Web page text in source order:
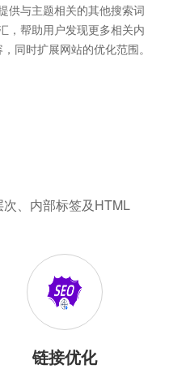
供与主题相关的其他搜索词
，帮助用户发现更多相关内
，同时扩展网站的优化范围。
、内部标签及HTML
链接优化